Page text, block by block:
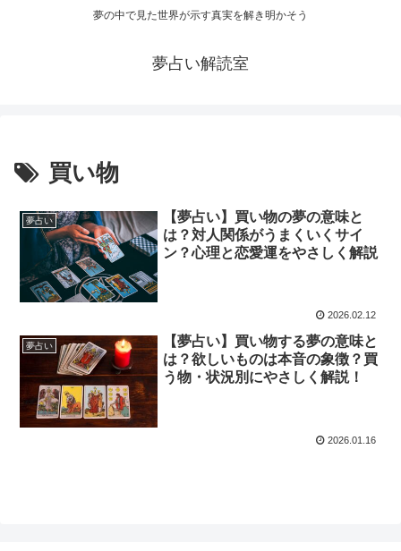
夢の中で見た世界が示す真実を解き明かそう
夢占い解読室
買い物
夢占い
【夢占い】買い物の夢の意味と
は？対人関係がうまくいくサイ
ン？心理と恋愛運をやさしく解説
2026.02.12
夢占い
【夢占い】買い物する夢の意味と
は？欲しいものは本音の象徴？買
う物・状況別にやさしく解説！
2026.01.16